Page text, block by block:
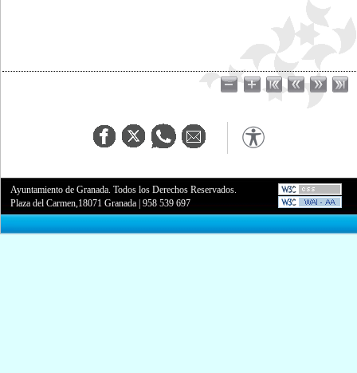
Ayuntamiento de Granada. Todos los Derechos Reservados.
Plaza del Carmen,18071 Granada |958 539 697